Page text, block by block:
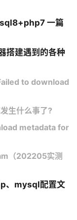
一篇
搭建遇到的各种
to download
生什么事了?
metadata for
（202205实测
、mysql配置文